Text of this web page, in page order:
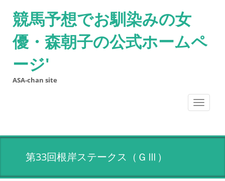
競馬予想でお馴染みの女
優・森朝子の公式ホームペ
ージ'
ASA-chan site
Toggle
第33回根岸ステークス（ＧⅢ）